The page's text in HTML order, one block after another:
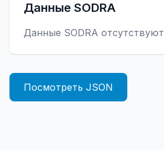
Данные SODRA
Данные SODRA отсутствуют
Посмотреть JSON